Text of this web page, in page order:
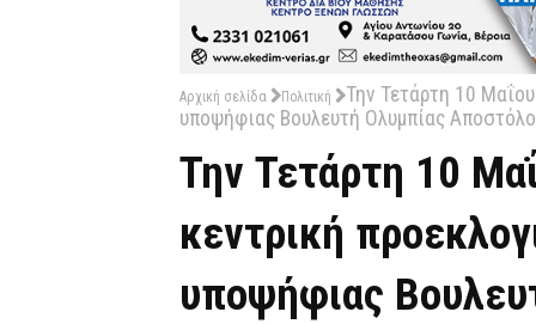
Αρχική σελίδα Πολιτική
Την Τετάρτη 10
υποψήφιας Βουλευτή Ολυμπίας
Την Τετάρτη 10
κεντρική
υποψήφιας